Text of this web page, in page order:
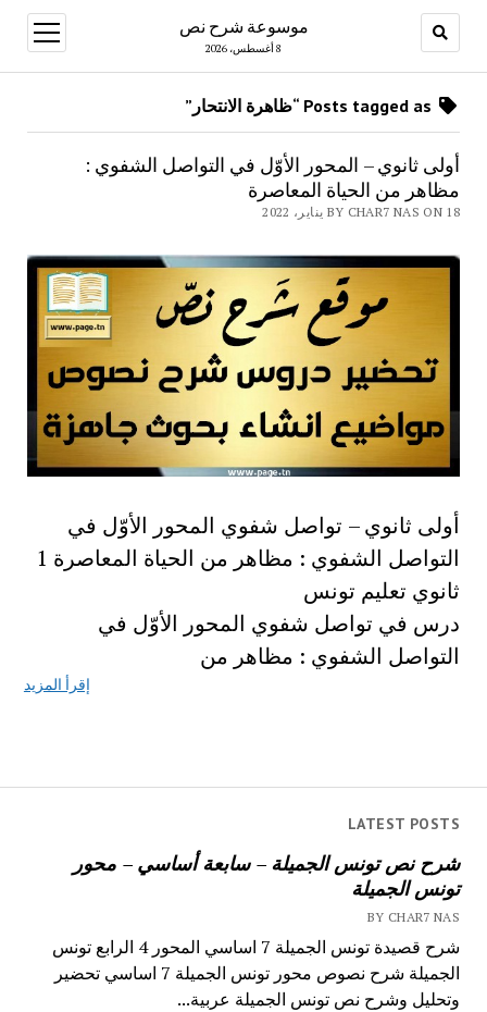
موسوعة شرح نص
8 أغسطس، 2026
open
menu
LATEST POSTS
شرح نص تونس الجميلة – سابعة أساسي – محور
تونس الجميلة
BY CHAR7 NAS
شرح قصيدة تونس الجميلة 7 اساسي المحور 4 الرابع تونس
الجميلة شرح نصوص محور تونس الجميلة 7 اساسي تحضير
وتحليل وشرح نص تونس الجميلة عربية...
أولى ثانوي – المحور الأوّل في التواصل الشفوي :
مظاهر من الحياة المعاصرة
BY CHAR7 NAS ON 18 يناير، 2022
أولى ثانوي – تواصل شفوي المحور الأوّل في
التواصل الشفوي : مظاهر من الحياة المعاصرة 1
ثانوي تعليم تونس
درس في تواصل شفوي المحور الأوّل في
التواصل الشفوي : مظاهر من
إقرأ المزيد